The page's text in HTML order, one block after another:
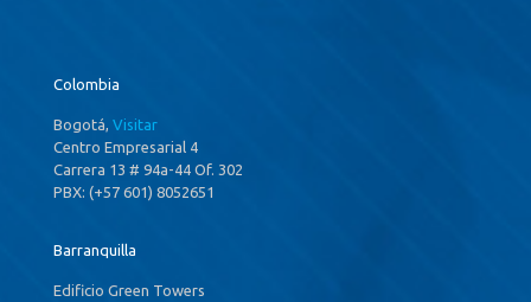
Colombia
Bogotá, Visitar
Centro Empresarial 4
Carrera 13 # 94a-44 Of. 302
PBX: (+57 601) 8052651
Barranquilla
Edificio Green Towers